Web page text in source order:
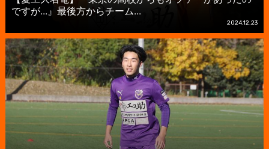
ですが...』最後方からチーム...
2024.12.23